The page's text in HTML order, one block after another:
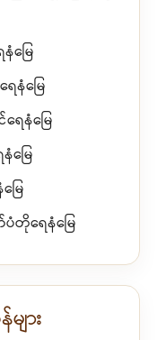
မြေ
ေနံမြေ
ေနံမြေ
မြေ
ြေ
ရေနံမြေ
ား